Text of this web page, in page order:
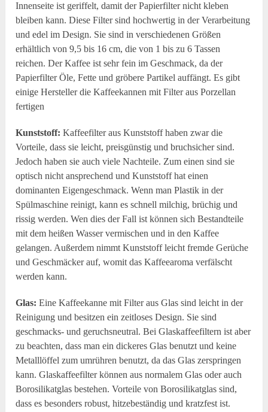
Innenseite ist geriffelt, damit der Papierfilter nicht kleben
bleiben kann. Diese Filter sind hochwertig in der Verarbeitung
und edel im Design. Sie sind in verschiedenen Größen
erhältlich von 9,5 bis 16 cm, die von 1 bis zu 6 Tassen
reichen. Der Kaffee ist sehr fein im Geschmack, da der
Papierfilter Öle, Fette und gröbere Partikel auffängt. Es gibt
einige Hersteller die Kaffeekannen mit Filter aus Porzellan
fertigen
Kunststoff: Kaffeefilter aus Kunststoff haben zwar die
Vorteile, dass sie leicht, preisgünstig und bruchsicher sind.
Jedoch haben sie auch viele Nachteile. Zum einen sind sie
optisch nicht ansprechend und Kunststoff hat einen
dominanten Eigengeschmack. Wenn man Plastik in der
Spülmaschine reinigt, kann es schnell milchig, brüchig und
rissig werden. Wen dies der Fall ist können sich Bestandteile
mit dem heißen Wasser vermischen und in den Kaffee
gelangen. Außerdem nimmt Kunststoff leicht fremde Gerüche
und Geschmäcker auf, womit das Kaffeearoma verfälscht
werden kann.
Glas: Eine Kaffeekanne mit Filter aus Glas sind leicht in der
Reinigung und besitzen ein zeitloses Design. Sie sind
geschmacks- und geruchsneutral. Bei Glaskaffeefiltern ist aber
zu beachten, dass man ein dickeres Glas benutzt und keine
Metalllöffel zum umrühren benutzt, da das Glas zerspringen
kann. Glaskaffeefilter können aus normalem Glas oder auch
Borosilikatglas bestehen. Vorteile von Borosilikatglas sind,
dass es besonders robust, hitzebeständig und kratzfest ist.